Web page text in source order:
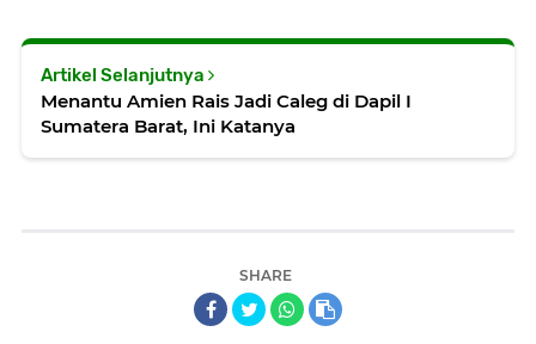
Artikel Selanjutnya
Menantu Amien Rais Jadi Caleg di Dapil I
Sumatera Barat, Ini Katanya
SHARE